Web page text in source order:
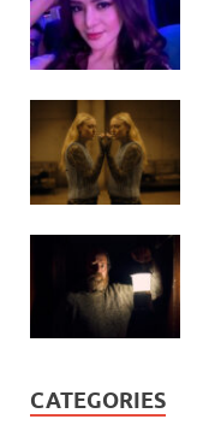
CATEGORIES